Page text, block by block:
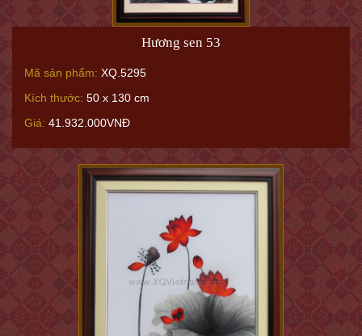
Hương sen 53
Mã sản phẩm: XQ.5295
Kích thước: 50 x 130 cm
Giá: 41.932.000VNĐ